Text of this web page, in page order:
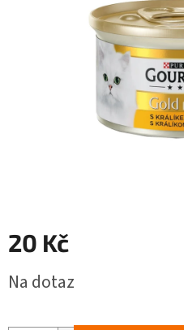
20 Kč
cena:
Na dotaz